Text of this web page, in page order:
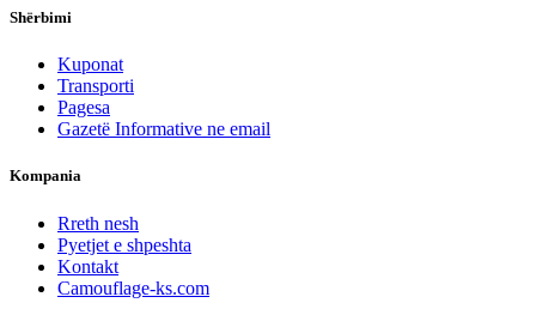
Shërbimi
Kuponat
Transporti
Pagesa
Gazetë Informative ne email
Kompania
Rreth nesh
Pyetjet e shpeshta
Kontakt
Camouflage-ks.com